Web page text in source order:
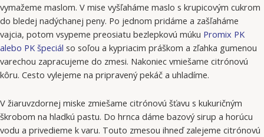
vymažeme maslom. V mise vyšľaháme maslo s krupicovým cukrom
do bledej nadýchanej peny. Po jednom pridáme a zašľaháme
vajcia, potom vsypeme preosiatu bezlepkovú múku Promix PK
alebo PK špeciál so soľou a kypriacim práškom a zľahka gumenou
varechou zapracujeme do zmesi. Nakoniec vmiešame citrónovú
kôru. Cesto vylejeme na pripravený pekáč a uhladíme.
V žiaruvzdornej miske zmiešame citrónovú šťavu s kukuričným
škrobom na hladkú pastu. Do hrnca dáme bazový sirup a horúcu
vodu a privedieme k varu. Touto zmesou ihneď zalejeme citrónovú